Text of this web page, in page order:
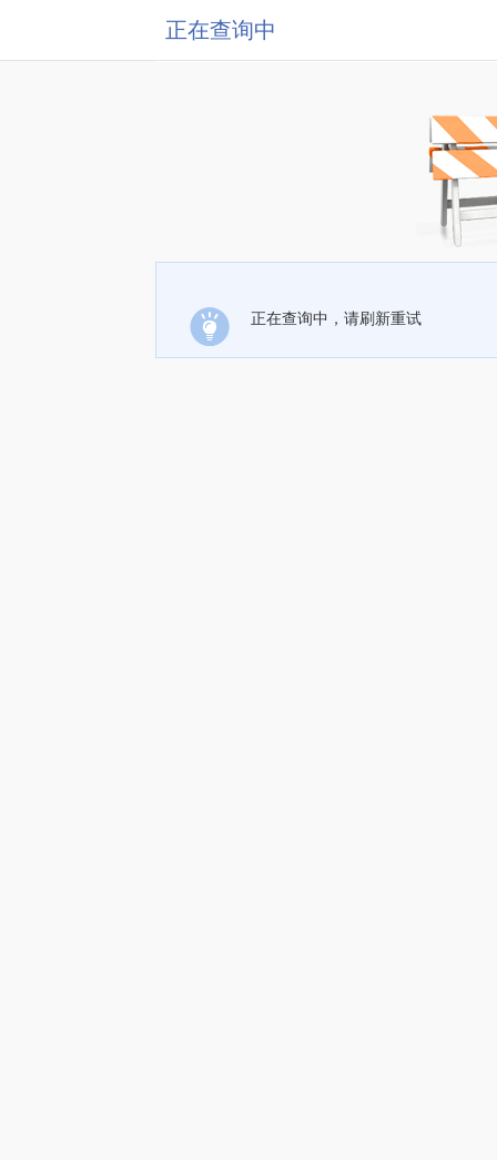
正在查询中
正在查询中，请刷新重试